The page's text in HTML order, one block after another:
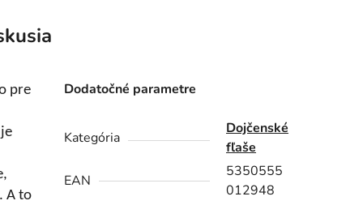
pre
A to
Dodatočné parametre
Kategória
Dojčenské
fľaše
EAN
5350555
012948